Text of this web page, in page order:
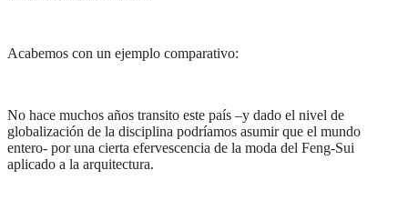
Acabemos con un ejemplo comparativo:
No hace muchos años transito este país –y dado el nivel de
globalización de la disciplina podríamos asumir que el mundo
entero- por una cierta efervescencia de la moda del Feng-Sui
aplicado a la arquitectura.